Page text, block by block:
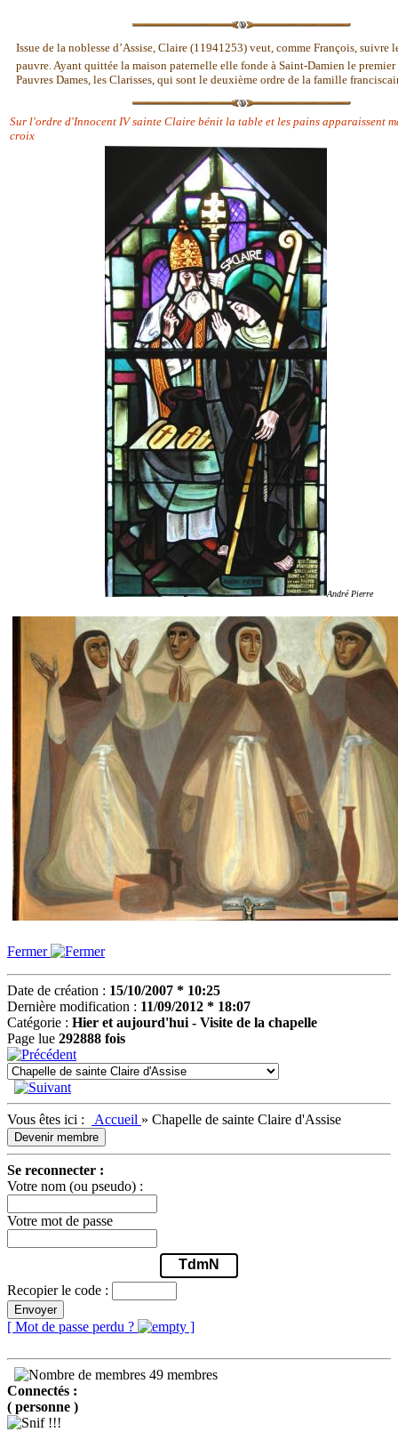
Issue de la noblesse d’Assise, Claire (11941253) veut, comme François, suivre
pauvre. Ayant quittée la maison paternelle elle fonde à Saint-Damien le premier
Pauvres Dames, les Clarisses, qui sont le deuxième ordre de la famille
Sur l'ordre d'Innocent IV sainte Claire bénit la table et les pains apparaissent
croix
André Pierre
Fermer
Date de création : 15/10/2007 * 10:25
Dernière modification : 11/09/2012 * 18:07
Catégorie : Hier et aujourd'hui - Visite de la chapelle
Page lue 292888 fois
Vous êtes ici : Accueil » Chapelle de sainte Claire d'Assise
Devenir membre
Se reconnecter :
Votre nom (ou pseudo) :
Votre mot de passe
TdmN
Recopier le code :
Envoyer
[ Mot de passe perdu ? ]
49 membres
Connectés :
( personne )